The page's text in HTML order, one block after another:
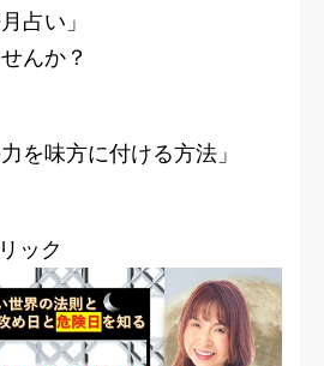
占い」
んか？
を味方に付ける方法」
ック